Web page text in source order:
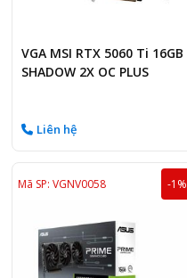
VGA MSI RTX 5060 Ti 16GB
SHADOW 2X OC PLUS
Liên hệ
Mã SP: VGNV0058 -1%